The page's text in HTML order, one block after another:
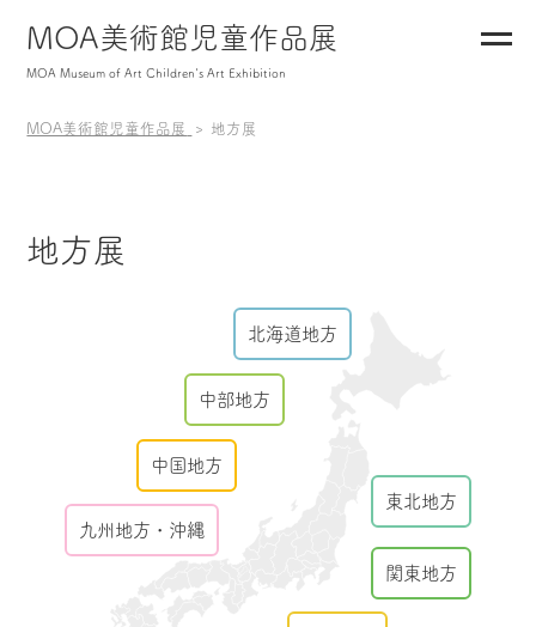
MOA美術館児童作品展
MOA Museum of Art Children's Art Exhibition
MOA美術館児童作品展 地方展
地方展
北海道地方
東北地方
関東地方
中部地方
中国地方
九州地方・沖縄